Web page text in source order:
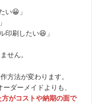
い😀」
印刷したい😆」
せん。
方法が変わります。
ダーメイドよりも、
がコストや納期の面で